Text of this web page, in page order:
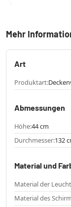
Mehr
Art
Produktart:
Abmessungen
Höhe:44 cm
Durchmesser:132
Material und
Material der
Material des